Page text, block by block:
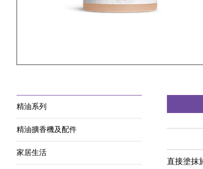
精油系列
精油擴香機及配件
家居生活
直接塗抹